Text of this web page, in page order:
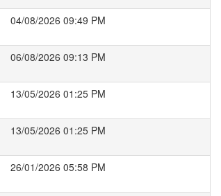
04/08/2026 09:49 PM
06/08/2026 09:13 PM
13/05/2026 01:25 PM
13/05/2026 01:25 PM
26/01/2026 05:58 PM